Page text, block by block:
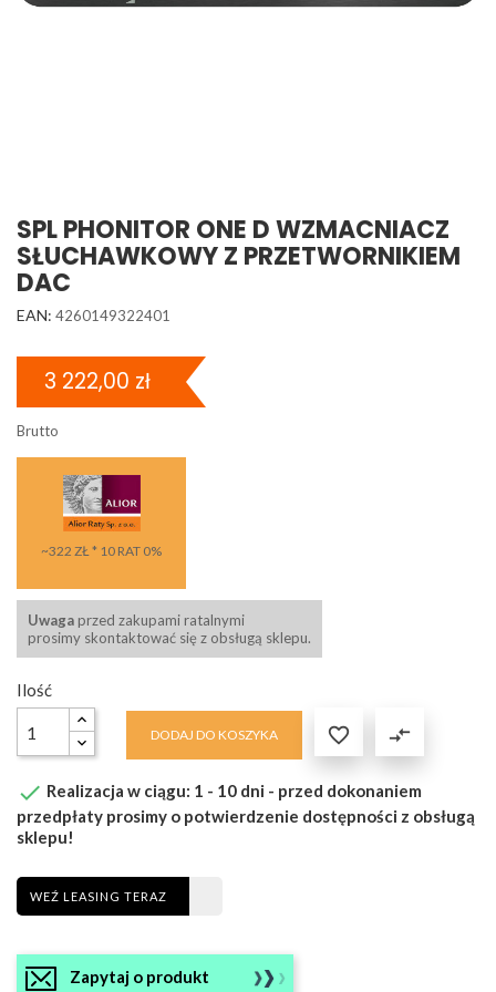
SPL PHONITOR ONE D WZMACNIACZ
SŁUCHAWKOWY Z PRZETWORNIKIEM
DAC
EAN: 4260149322401
3 222,00 zł
Brutto
~322 ZŁ * 10 RAT 0%
Uwaga przed zakupami ratalnymi
prosimy skontaktować się z obsługą sklepu.
Ilość
DODAJ DO KOSZYKA  compare_arrows
 Realizacja w ciągu: 1 - 10 dni - przed dokonaniem
przedpłaty prosimy o potwierdzenie dostępności z obsługą
sklepu!
WEŹ LEASING TERAZ
Zapytaj o produkt